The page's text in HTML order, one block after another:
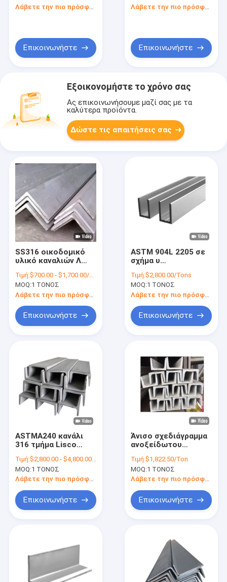
θερμής έλασης για Λάβετε την πιο πρόσφατη τιμή
Επικοινωνήστε
εφαρμογή
Λάβετε την πιο πρόσφατη τιμή
Επικοινωνήστε
Εξοικονομήστε το χρόνο σας
Ας επικοινωνήσουμε μαζί σας με τα
καλύτερα προϊόντα.
Δώστε τις απαιτήσεις σας
SS316 οικοδομικό
υλικό καναλιών Λ
γωνίας τύπων Λ
βαθμού
Τιμή:$700.00 - $1,700.00/Tons
MOQ:1 ΤΟΝΟΣ
Λάβετε την πιο πρόσφατη τιμή
Επικοινωνήστε
ASTM 904L 2205 σε
σχήμα υ
ανοξείδωτου χάλυβα
καναλιών
Τιμή:$2,800.00/Tons
MOQ:1 ΤΟΝΟΣ
Επικοινωνήστε
ASTMA240 κανάλι
316 τμήμα Lisco
ανοξείδωτου Γ
Τιμή:$2,800.00 - $4,800.00/Tons
MOQ:1 ΤΟΝΟΣ
Λάβετε την πιο πρόσφατη τιμή
Επικοινωνήστε
Άνισο σχεδιάγραμμα
ανοξείδωτου
ERW SS 304 Γ
Τιμή:$1,822.50/Ton
MOQ:1 ΤΟΝΟΣ
Λάβετε την πιο πρόσφατη τιμή
Επικοινωνήστε